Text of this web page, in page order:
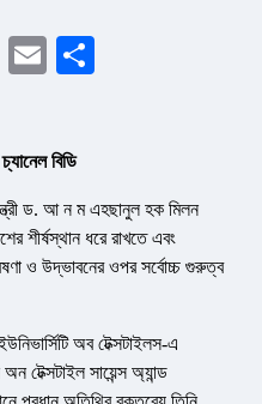
LinkedIn
Email
বিডি
ড. আ ন ম এহছানুল হক মিলন
শীর্ষস্থান ধরে রাখতে এবং
ও উদ্ভাবনের ওপর সর্বোচ্চ গুরুত্ব
অব টেক্সটাইলস-এ
টেক্সটাইল সায়েন্স অ্যান্ড